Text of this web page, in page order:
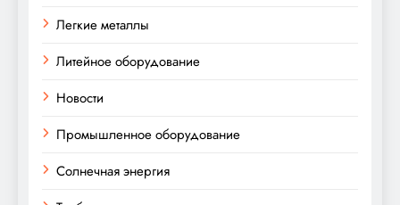
Легкие металлы
Литейное оборудование
Новости
Промышленное оборудование
Солнечная энергия